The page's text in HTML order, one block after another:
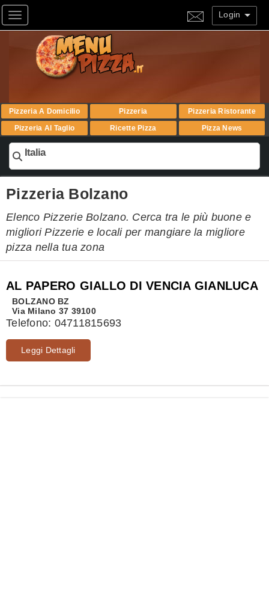
Toggle navigation Login
Pizzeria A Domicilio Pizzeria
Pizzeria Ristorante
Pizzeria Al Taglio
Ricette Pizza Pizza News
Italia
Pizzeria Bolzano
Elenco Pizzerie Bolzano. Cerca tra le più buone e
migliori Pizzerie e locali per mangiare la migliore
pizza nella tua zona
AL PAPERO GIALLO DI VENCIA GIANLUCA
BOLZANO BZ
Via Milano 37 39100
Telefono: 04711815693
Leggi Dettagli